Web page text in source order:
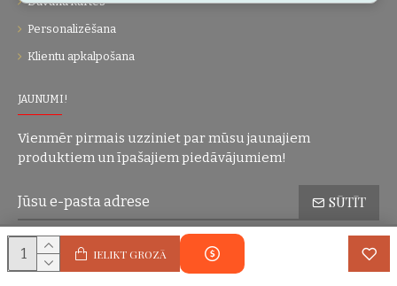
IELIKT GROZĀ
Personalizēšana
Klientu apkalpošana
JAUNUMI!
Vienmēr pirmais uzziniet par mūsu jaunajiem
produktiem un īpašajiem piedāvājumiem!
SŪTĪT
Esmu iepazinies(-usies) ar sadaļu Konfidencialitātes politika
piekrītu visiem minētajiem noteikumiem